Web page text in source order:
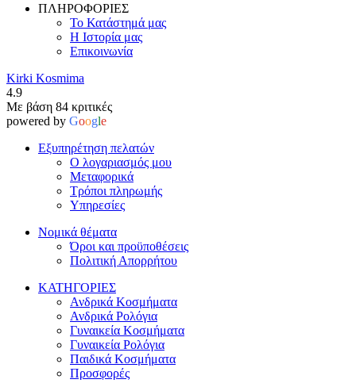
ΠΛΗΡΟΦΟΡΙΕΣ
Το Κατάστημά μας
Η Ιστορία μας
Επικοινωνία
Kirki Kosmima
4.9
Με βάση 84 κριτικές
powered by Google
Εξυπηρέτηση πελατών
Ο λογαριασμός μου
Μεταφορικά
Τρόποι πληρωμής
Υπηρεσίες
Νομικά θέματα
Όροι και προϋποθέσεις
Πολιτική Απορρήτου
ΚΑΤΗΓΟΡΙΕΣ
Ανδρικά Κοσμήματα
Ανδρικά Ρολόγια
Γυναικεία Κοσμήματα
Γυναικεία Ρολόγια
Παιδικά Κοσμήματα
Προσφορές